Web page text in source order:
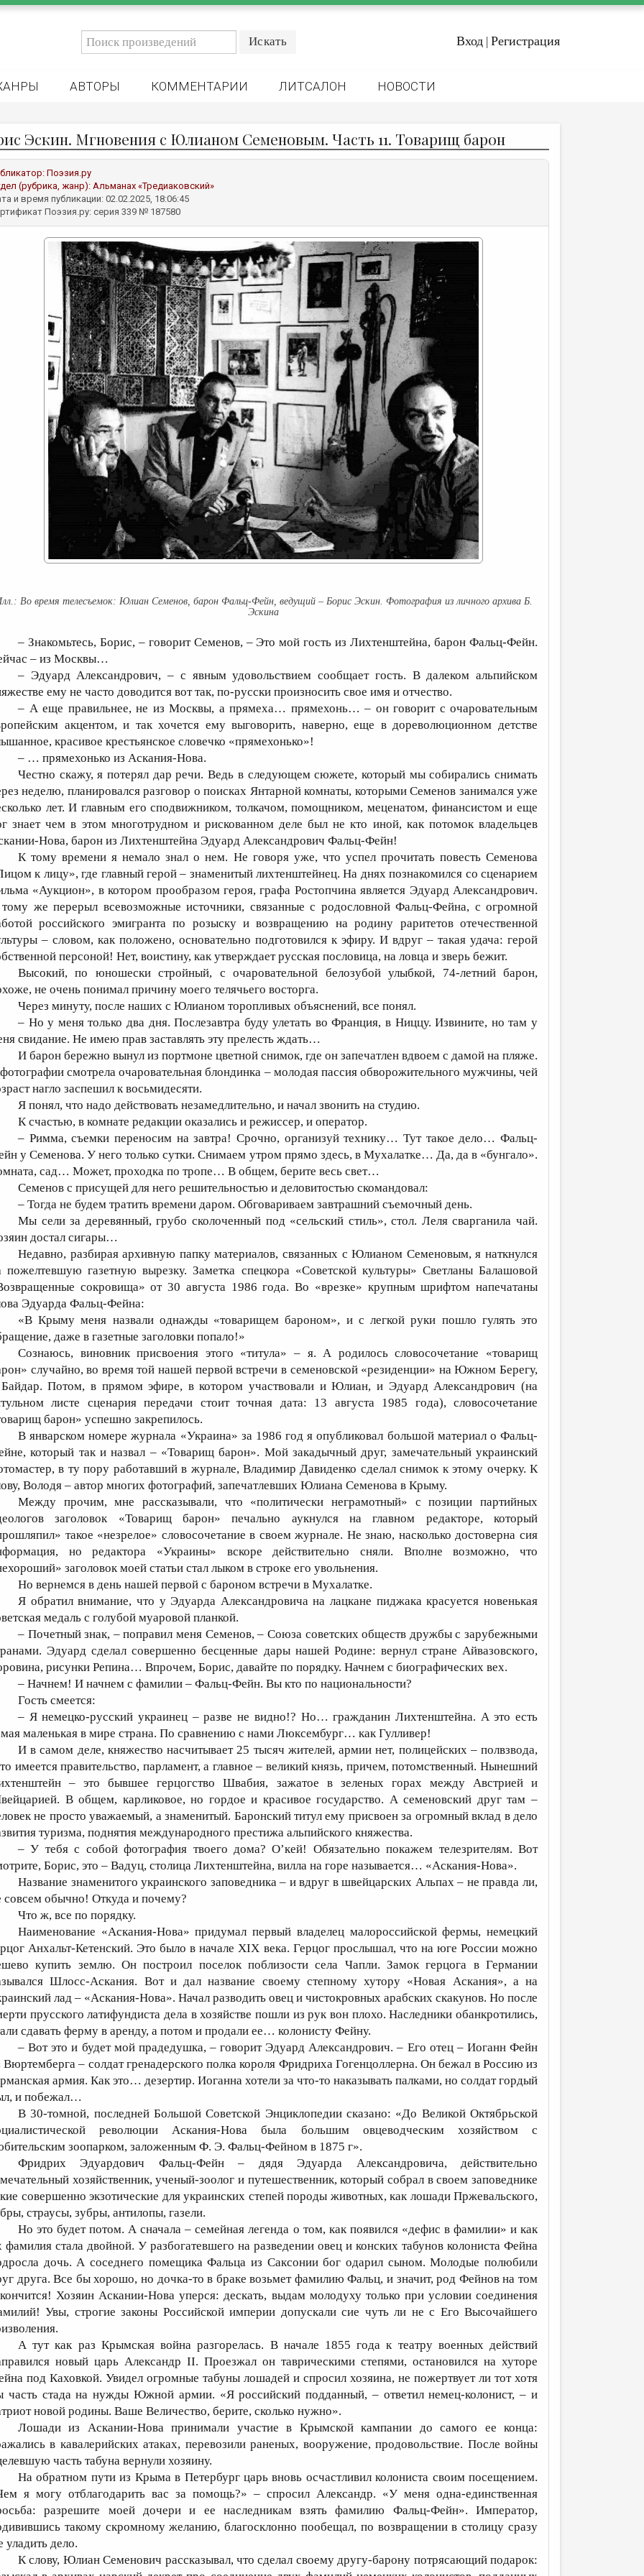
Вход | Регистрация
АВТОРЫ КОММЕНТАРИИ ЛИТСАЛОН НОВОСТИ
Эскин. Мгновения с Юлианом Семеновым. Часть 11. Товарищ барон
Поэзия.ру
(рубрика, жанр):Альманах «Тредиаковский»
и время публикации: 02.02.2025, 18:06:45
Поэзия.ру: серия 339 № 187580
Во время телесъемок: Юлиан Семенов, барон Фальц-Фейн, ведущий – Борис Эскин. Фотография из личного архива Б.
Эскина
– Знакомьтесь, Борис, – говорит Семенов, – Это мой гость из Лихтенштейна, барон Фальц-Фейн.
– из Москвы…
– Эдуард Александрович, – с явным удовольствием сообщает гость. В далеком альпийском
ему не часто доводится вот так, по-русски произносить свое имя и отчество.
– А еще правильнее, не из Москвы, а прямеха… прямехонь… – он говорит с очаровательным
акцентом, и так хочется ему выговорить, наверно, еще в дореволюционном детстве
красивое крестьянское словечко «прямехонько»!
– … прямехонько из Аскания-Нова.
Честно скажу, я потерял дар речи. Ведь в следующем сюжете, который мы собирались снимать
неделю, планировался разговор о поисках Янтарной комнаты, которыми Семенов занимался уже
лет. И главным его сподвижником, толкачом, помощником, меценатом, финансистом и еще
знает чем в этом многотрудном и рискованном деле был не кто иной, как потомок владельцев
Нова, барон из Лихтенштейна Эдуард Александрович Фальц-Фейн!
К тому времени я немало знал о нем. Не говоря уже, что успел прочитать повесть Семенова
к лицу», где главный герой – знаменитый лихтенштейнец. На днях познакомился со сценарием
«Аукцион», в котором прообразом героя, графа Ростопчина является Эдуард Александрович.
же перерыл всевозможные источники, связанные с родословной Фальц-Фейна, с огромной
российского эмигранта по розыску и возвращению на родину раритетов отечественной
– словом, как положено, основательно подготовился к эфиру. И вдруг – такая удача: герой
персоной! Нет, воистину, как утверждает русская пословица, на ловца и зверь бежит.
Высокий, по юношески стройный, с очаровательной белозубой улыбкой, 74-летний барон,
не очень понимал причину моего телячьего восторга.
Через минуту, после наших с Юлианом торопливых объяснений, все понял.
– Но у меня только два дня. Послезавтра буду улетать во Франция, в Ниццу. Извините, но там у
свидание. Не имею прав заставлять эту прелесть ждать…
И барон бережно вынул из портмоне цветной снимок, где он запечатлен вдвоем с дамой на пляже.
смотрела очаровательная блондинка – молодая пассия обворожительного мужчины, чей
нагло заспешил к восьмидесяти.
Я понял, что надо действовать незамедлительно, и начал звонить на студию.
К счастью, в комнате редакции оказались и режиссер, и оператор.
– Римма, съемки переносим на завтра! Срочно, организуй технику… Тут такое дело… Фальц-
у Семенова. У него только сутки. Снимаем утром прямо здесь, в Мухалатке… Да, да в «бунгало».
сад… Может, проходка по тропе… В общем, берите весь свет…
Семенов с присущей для него решительностью и деловитостью скомандовал:
– Тогда не будем тратить времени даром. Обговариваем завтрашний съемочный день.
Мы сели за деревянный, грубо сколоченный под «сельский стиль», стол. Леля сварганила чай.
достал сигары…
Недавно, разбирая архивную папку материалов, связанных с Юлианом Семеновым, я наткнулся
пожелтевшую газетную вырезку. Заметка спецкора «Советской культуры» Светланы Балашовой
сокровища» от 30 августа 1986 года. Во «врезке» крупным шрифтом напечатаны
Эдуарда Фальц-Фейна:
«В Крыму меня назвали однажды «товарищем бароном», и с легкой руки пошло гулять это
даже в газетные заголовки попало!»
Сознаюсь, виновник присвоения этого «титула» – я. А родилось словосочетание «товарищ
случайно, во время той нашей первой встречи в семеновской «резиденции» на Южном Берегу,
Потом, в прямом эфире, в котором участвовали и Юлиан, и Эдуард Александрович (на
листе сценария передачи стоит точная дата: 13 августа 1985 года), словосочетание
барон» успешно закрепилось.
В январском номере журнала «Украина» за 1986 год я опубликовал большой материал о Фальц-
который так и назвал – «Товарищ барон». Мой закадычный друг, замечательный украинский
в ту пору работавший в журнале, Владимир Давиденко сделал снимок к этому очерку. К
Володя – автор многих фотографий, запечатлевших Юлиана Семенова в Крыму.
Между прочим, мне рассказывали, что «политически неграмотный» с позиции партийных
заголовок «Товарищ барон» печально аукнулся на главном редакторе, который
такое «незрелое» словосочетание в своем журнале. Не знаю, насколько достоверна сия
но редактора «Украины» вскоре действительно сняли. Вполне возможно, что
заголовок моей статьи стал лыком в строке его увольнения.
Но вернемся в день нашей первой с бароном встречи в Мухалатке.
Я обратил внимание, что у Эдуарда Александровича на лацкане пиджака красуется новенькая
медаль с голубой муаровой планкой.
– Почетный знак, – поправил меня Семенов, – Союза советских обществ дружбы с зарубежными
Эдуард сделал совершенно бесценные дары нашей Родине: вернул стране Айвазовского,
рисунки Репина… Впрочем, Борис, давайте по порядку. Начнем с биографических вех.
– Начнем! И начнем с фамилии – Фальц-Фейн. Вы кто по национальности?
Гость смеется:
– Я немецко-русский украинец – разве не видно!? Но… гражданин Лихтенштейна. А это есть
маленькая в мире страна. По сравнению с нами Люксембург… как Гулливер!
И в самом деле, княжество насчитывает 25 тысяч жителей, армии нет, полицейских – полвзвода,
имеется правительство, парламент, а главное – великий князь, причем, потомственный. Нынешний
– это бывшее герцогство Швабия, зажатое в зеленых горах между Австрией и
В общем, карликовое, но гордое и красивое государство. А семеновский друг там –
не просто уважаемый, а знаменитый. Баронский титул ему присвоен за огромный вклад в дело
туризма, поднятия международного престижа альпийского княжества.
– У тебя с собой фотография твоего дома? О’кей! Обязательно покажем телезрителям. Вот
Борис, это – Вадуц, столица Лихтенштейна, вилла на горе называется… «Аскания-Нова».
Название знаменитого украинского заповедника – и вдруг в швейцарских Альпах – не правда ли,
совсем обычно! Откуда и почему?
Что ж, все по порядку.
Наименование «Аскания-Нова» придумал первый владелец малороссийской фермы, немецкий
Анхальт-Кетенский. Это было в начале XIX века. Герцог прослышал, что на юге России можно
купить землю. Он построил поселок поблизости села Чапли. Замок герцога в Германии
Шлосс-Аскания. Вот и дал название своему степному хутору «Новая Аскания», а на
лад – «Аскания-Нова». Начал разводить овец и чистокровных арабских скакунов. Но после
прусского латифундиста дела в хозяйстве пошли из рук вон плохо. Наследники обанкротились,
сдавать ферму в аренду, а потом и продали ее… колонисту Фейну.
– Вот это и будет мой прадедушка, – говорит Эдуард Александрович. – Его отец – Иоганн Фейн
Вюртемберга – солдат гренадерского полка короля Фридриха Гогенцоллерна. Он бежал в Россию из
армия. Как это… дезертир. Иоганна хотели за что-то наказывать палками, но солдат гордый
и побежал…
В 30-томной, последней Большой Советской Энциклопедии сказано: «До Великой Октябрьской
революции Аскания-Нова была большим овцеводческим хозяйством с
зоопарком, заложенным Ф. Э. Фальц-Фейном в 1875 г».
Фридрих Эдуардович Фальц-Фейн – дядя Эдуарда Александровича, действительно
хозяйственник, ученый-зоолог и путешественник, который собрал в своем заповеднике
совершенно экзотические для украинских степей породы животных, как лошади Пржевальского,
страусы, зубры, антилопы, газели.
Но это будет потом. А сначала – семейная легенда о том, как появился «дефис в фамилии» и как
фамилия стала двойной. У разбогатевшего на разведении овец и конских табунов колониста Фейна
дочь. А соседнего помещика Фальца из Саксонии бог одарил сыном. Молодые полюбили
друга. Все бы хорошо, но дочка-то в браке возьмет фамилию Фальц, и значит, род Фейнов на том
Хозяин Аскании-Нова уперся: дескать, выдам молодуху только при условии соединения
Увы, строгие законы Российской империи допускали сие чуть ли не с Его Высочайшего
А тут как раз Крымская война разгорелась. В начале 1855 года к театру военных действий
новый царь Александр II. Проезжал он таврическими степями, остановился на хуторе
под Каховкой. Увидел огромные табуны лошадей и спросил хозяина, не пожертвует ли тот хотя
часть стада на нужды Южной армии. «Я российский подданный, – ответил немец-колонист, – и
новой родины. Ваше Величество, берите, сколько нужно».
Лошади из Аскании-Нова принимали участие в Крымской кампании до самого ее конца:
в кавалерийских атаках, перевозили раненых, вооружение, продовольствие. После войны
часть табуна вернули хозяину.
На обратном пути из Крыма в Петербург царь вновь осчастливил колониста своим посещением.
я могу отблагодарить вас за помощь?» – спросил Александр. «У меня одна-единственная
разрешите моей дочери и ее наследникам взять фамилию Фальц-Фейн». Император,
такому скромному желанию, благосклонно пообещал, по возвращении в столицу сразу
уладить дело.
К слову, Юлиан Семенович рассказывал, что сделал своему другу-барону потрясающий подарок: